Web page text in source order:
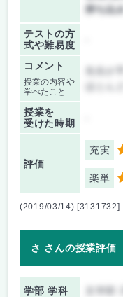
持ち込
テストの方
式や難易度
コメント
授業の内容や
学べたこと
ほとん
授業を
受けた時期
評価
充実 2
楽単 4
(2019/03/14) [3131732]
さ さんの授業評価
学部 学科